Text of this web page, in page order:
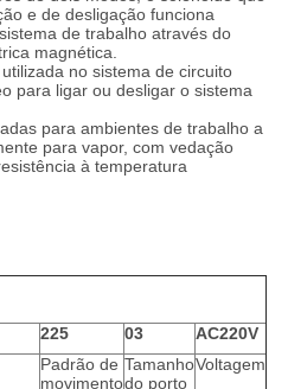
e de desligação funciona
de trabalho através do
magnética.
no sistema de circuito
para ligar ou desligar o sistema
para ambientes de trabalho a
para vapor, com vedação
à temperatura
225 03
AC220V
Padrão de
movimento
Tamanho
do porto
Voltagem